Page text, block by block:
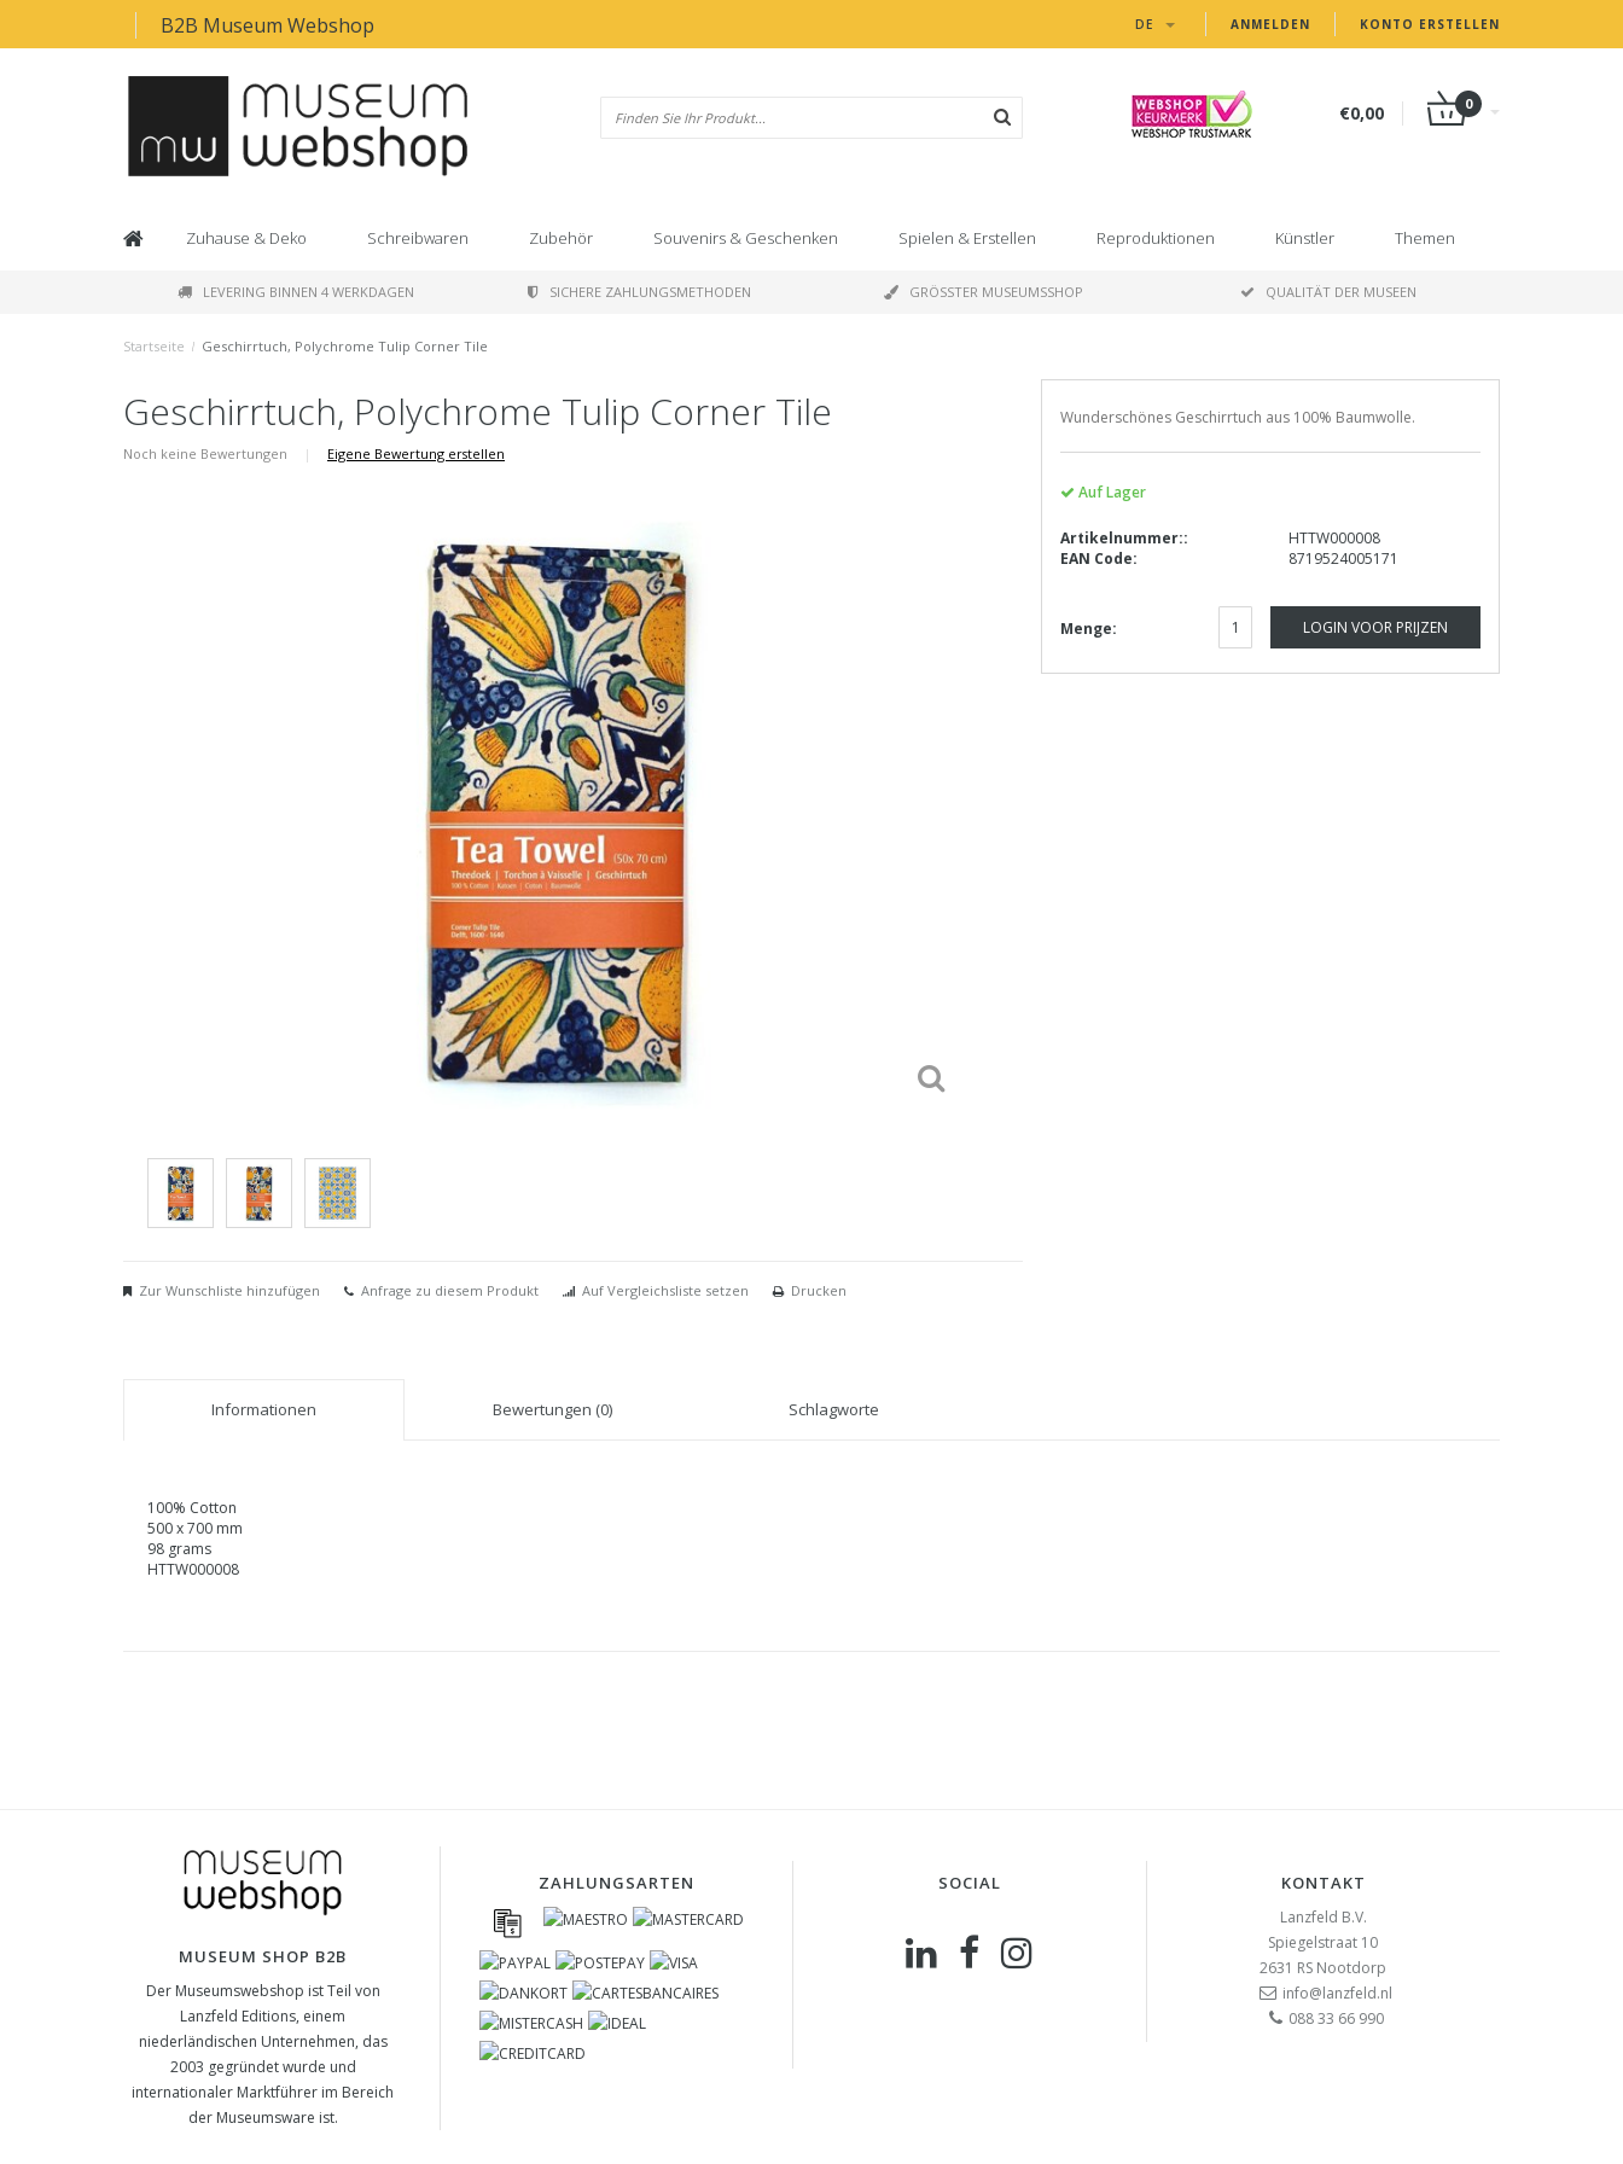
B2B Museum Webshop ANMELDEN KONTO ERSTELLEN
DE
€0,00 0
Zuhause & Deko Schreibwaren Zubehör Souvenirs & Geschenken Spielen & Erstellen Reproduktionen Künstler Themen
LEVERING BINNEN 4 WERKDAGEN SICHERE ZAHLUNGSMETHODEN GRÖSSTER MUSEUMSSHOP QUALITÄT DER MUSEEN
Startseite / Geschirrtuch, Polychrome Tulip Corner Tile
Geschirrtuch, Polychrome Tulip Corner Tile
Noch keine Bewertungen | Eigene Bewertung erstellen
Zur Wunschliste hinzufügen Anfrage zu diesem Produkt Auf Vergleichsliste setzen Drucken
Wunderschönes Geschirrtuch aus 100% Baumwolle.
Auf Lager
Artikelnummer::
HTTW000008
EAN Code:
8719524005171
Menge: LOGIN VOOR PRIJZEN
Informationen Bewertungen (0) Schlagworte
100% Cotton
500 x 700 mm
98 grams
HTTW000008
MUSEUM SHOP B2B
Der Museumswebshop ist Teil von
Lanzfeld Editions, einem
niederländischen Unternehmen, das
2003 gegründet wurde und
internationaler Marktführer im Bereich
der Museumsware ist.
ZAHLUNGSARTEN SOCIAL KONTAKT
Lanzfeld B.V.
Spiegelstraat 10
2631 RS Nootdorp
info@lanzfeld.nl
088 33 66 990